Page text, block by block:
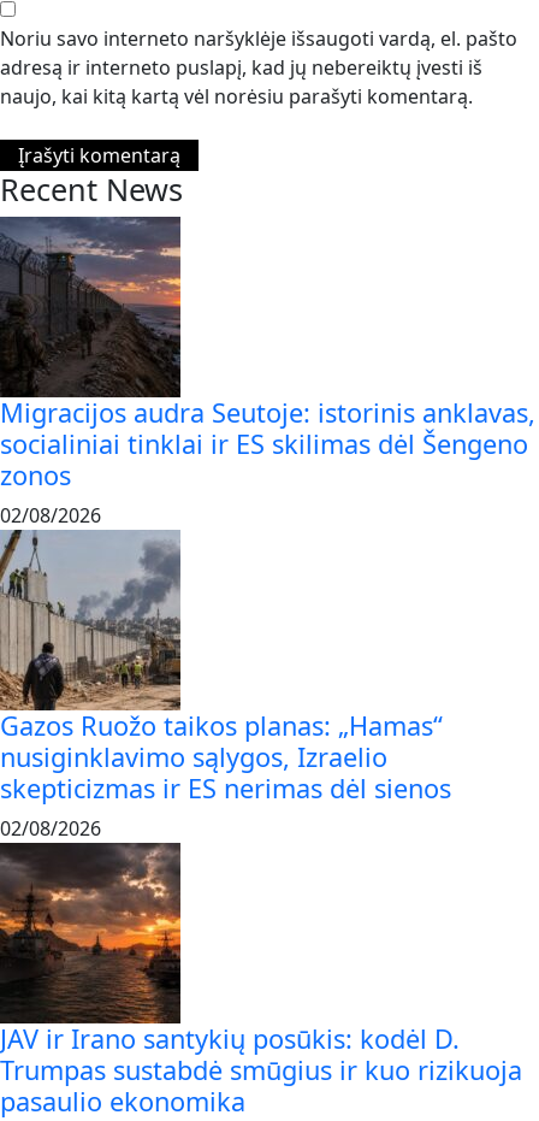
Noriu savo interneto naršyklėje išsaugoti vardą, el. pašto
adresą ir interneto puslapį, kad jų nebereiktų įvesti iš
naujo, kai kitą kartą vėl norėsiu parašyti komentarą.
Recent News
Migracijos audra Seutoje: istorinis anklavas,
socialiniai tinklai ir ES skilimas dėl Šengeno
zonos
02/08/2026
Gazos Ruožo taikos planas: „Hamas“
nusiginklavimo sąlygos, Izraelio
skepticizmas ir ES nerimas dėl sienos
02/08/2026
JAV ir Irano santykių posūkis: kodėl D.
Trumpas sustabdė smūgius ir kuo rizikuoja
pasaulio ekonomika